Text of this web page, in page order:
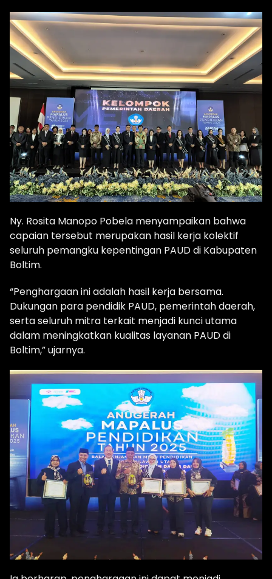
Ny. Rosita Manopo Pobela menyampaikan bahwa
capaian tersebut merupakan hasil kerja kolektif
seluruh pemangku kepentingan PAUD di Kabupaten
Boltim.
“Penghargaan ini adalah hasil kerja bersama.
Dukungan para pendidik PAUD, pemerintah daerah,
serta seluruh mitra terkait menjadi kunci utama
dalam meningkatkan kualitas layanan PAUD di
Boltim,” ujarnya.